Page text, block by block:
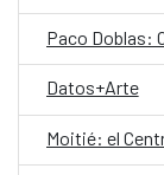
Paco Doblas:
Datos+Arte
Moitié: el